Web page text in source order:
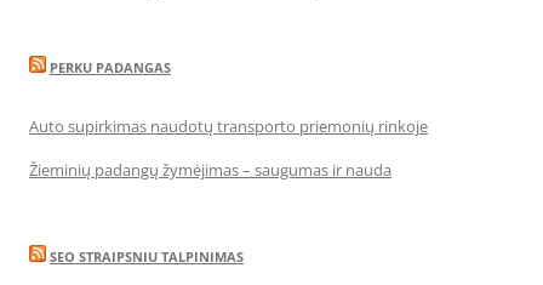
PERKU PADANGAS
Auto supirkimas naudotų transporto priemonių rinkoje
Žieminių padangų žymėjimas – saugumas ir nauda
SEO STRAIPSNIU TALPINIMAS